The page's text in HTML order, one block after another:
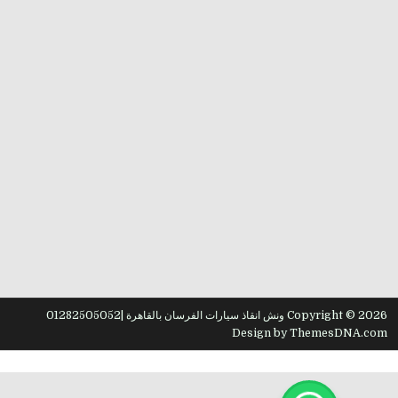
Copyright © 2026 ونش انقاذ سيارات الفرسان بالقاهرة |01282505052
Design by ThemesDNA.com